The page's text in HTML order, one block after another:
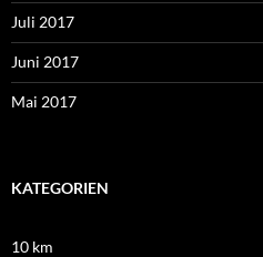
Juli 2017
Juni 2017
Mai 2017
KATEGORIEN
10 km